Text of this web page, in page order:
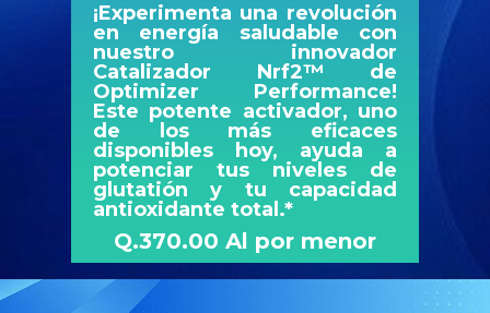
¡Experimenta una revolución
en energía saludable con
nuestro innovador
Catalizador Nrf2™ de
Optimizer Performance!
Este potente activador, uno
de los más eficaces
disponibles hoy, ayuda a
potenciar tus niveles de
glutatión y tu capacidad
antioxidante total.*
Q.370.00 Al por menor